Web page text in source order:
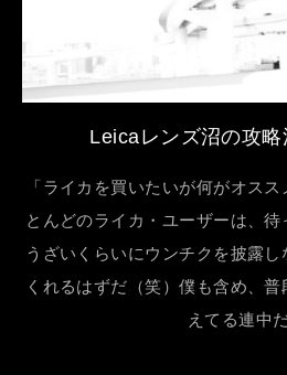
Leicaレンズ沼の攻略
「ライカを買いたいが何がオス
とんどのライカ・ユーザーは、待
うざいくらいにウンチクを披露
くれるはずだ（笑）僕も含め、
えてる連中だ